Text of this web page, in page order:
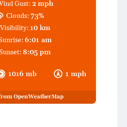
1016 mb 1 mph
Gust:2 mph
Clouds:73%
Visibility: 10 km
6:01 am
8:05 pm
OpenWeatherMap